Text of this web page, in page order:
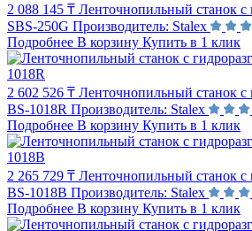
2 088 145 ₸ Ленточнопильный станок с
SBS-250G Производитель: Stalex
Подробнее В корзину Купить в 1 клик
2 602 526 ₸ Ленточнопильный станок с
BS-1018R Производитель: Stalex
Подробнее В корзину Купить в 1 клик
2 265 729 ₸ Ленточнопильный станок с
BS-1018B Производитель: Stalex
Подробнее В корзину Купить в 1 клик